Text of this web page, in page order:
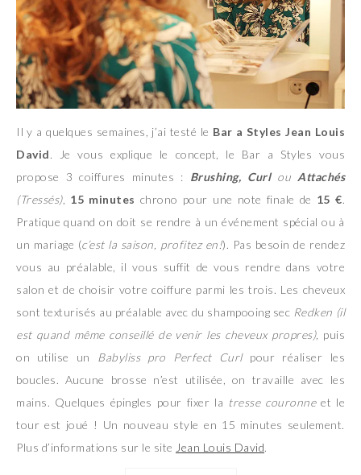
Il y a quelques semaines, j’ai testé le Bar a Styles Jean Louis
David. Je vous explique le concept, le Bar a Styles vous
propose 3 coiffures minutes : Brushing, Curlou Attachés
(Tressés), 15 minutes chrono pour une note finale de 15 €.
Pratique quand on doit se rendre à un événement spécial ou à
un mariage (c’est la saison, profitez en!). Pas besoin de rendez
vous au préalable, il vous suffit de vous rendre dans votre
salon et de choisir votre coiffure parmi les trois. Les cheveux
sont texturisés au préalable avec du shampooing sec Redken (il
est quand même conseillé de venir les cheveux propres), puis
on utilise un Babyliss pro Perfect Curlpour réaliser les
boucles. Aucune brosse n’est utilisée, on travaille avec les
mains. Quelques épingles pour fixer la tresse couronneet le
tour est joué ! Un nouveau style en 15 minutes seulement.
Plus d’informations sur le site Jean Louis David.